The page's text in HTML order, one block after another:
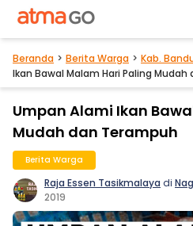
Beranda Berita Warga Kab.
Ikan Bawal Malam Hari Paling
Umpan Alami Ikan
Mudah dan Terampuh
Berita Warga
Raja Essen Tasikmalaya di
2019